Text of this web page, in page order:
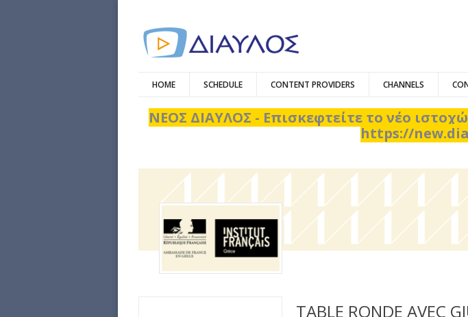
HOME SCHEDULE CONTENT PROVIDERS CHANNELS
ΝΕΟΣ ΔΙΑΥΛΟΣ - Επισκεφτείτε το νέο
https://
TABLE RONDE AVEC